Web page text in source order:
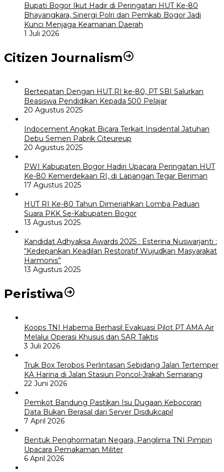
Bupati Bogor Ikut Hadir di Peringatan HUT Ke-80
Bhayangkara, Sinergi Polri dan Pemkab Bogor Jadi
Kunci Menjaga Keamanan Daerah
1 Juli 2026
Citizen Journalism
Bertepatan Dengan HUT RI ke-80, PT SBI Salurkan
Beasiswa Pendidikan Kepada 500 Pelajar
20 Agustus 2025
Indocement Angkat Bicara Terkait Insidental Jatuhan
Debu Semen Pabrik Citeureup
20 Agustus 2025
PWI Kabupaten Bogor Hadiri Upacara Peringatan HUT
Ke-80 Kemerdekaan RI, di Lapangan Tegar Beriman
17 Agustus 2025
HUT RI Ke-80 Tahun Dimeriahkan Lomba Paduan
Suara PKK Se-Kabupaten Bogor
13 Agustus 2025
Kandidat Adhyaksa Awards 2025 : Esterina Nuswarjanti :
“Kedepankan Keadilan Restoratif Wujudkan Masyarakat
Harmonis”
13 Agustus 2025
Peristiwa
Koops TNI Habema Berhasil Evakuasi Pilot PT AMA Air
Melalui Operasi Khusus dan SAR Taktis
3 Juli 2026
Truk Box Terobos Perlintasan Sebidang Jalan Tertemper
KA Harina di Jalan Stasiun Poncol-Jrakah Semarang
22 Juni 2026
Pemkot Bandung Pastikan Isu Dugaan Kebocoran
Data Bukan Berasal dari Server Disdukcapil
7 April 2026
Bentuk Penghormatan Negara, Panglima TNI Pimpin
Upacara Pemakaman Militer
6 April 2026